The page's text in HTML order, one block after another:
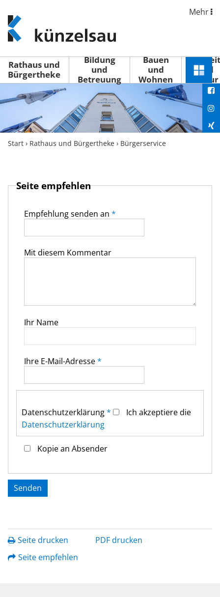
www.kuenzelsau.de
(zur
Startseite)
Mehr
Rathaus und
Bürgertheke
Bildung
und
Betreuung
Bauen
und
Wohnen
Freizeit
und
Kultur
Menü
Start › Rathaus und Bürgertheke › Bürgerservice
Seite empfehlen
Empfehlung senden an *
Mit diesem Kommentar
Ihr Name
Ihre E-Mail-Adresse*
Datenschutz­erklärung*
Ich akzeptiere die
Datenschutz­erklärung
Kopie an Absender
Seite drucken
PDF drucken
Seite empfehlen